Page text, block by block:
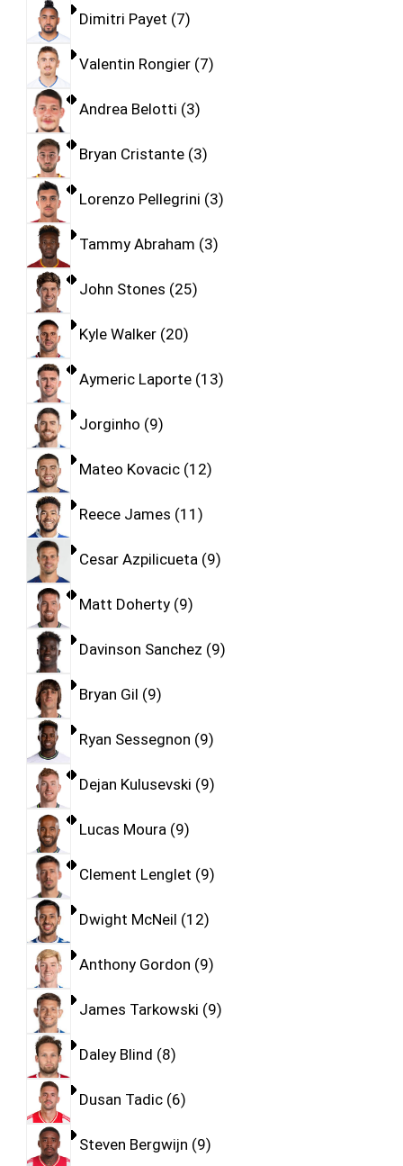
Dimitri Payet 7
Valentin Rongier 7
Andrea Belotti 3
Bryan Cristante 3
Lorenzo Pellegrini 3
Tammy Abraham 3
John Stones 25
Kyle Walker 20
Aymeric Laporte 13
Jorginho 9
Mateo Kovacic 12
Reece James 11
Cesar Azpilicueta 9
Matt Doherty 9
Davinson Sanchez 9
Bryan Gil 9
Ryan Sessegnon 9
Dejan Kulusevski 9
Lucas Moura 9
Clement Lenglet 9
Dwight McNeil 12
Anthony Gordon 9
James Tarkowski 9
Daley Blind 8
Dusan Tadic 6
Steven Bergwijn 9